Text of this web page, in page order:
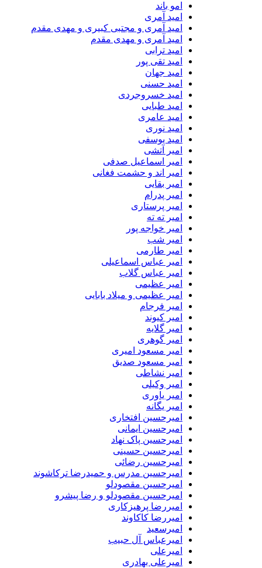
امو باند
امید آمری
امید آمری و مجتبی کبیری و مهدى مقدم
امید آمری و مهدی مقدم
امید ترابی
امید تقی پور
امید جهان
امید حسنی
امید خسروجردی
امید طبایی
امید عامری
امید نوری
امید یوسفی
امیر آتشی
امیر اسماعیل صدفی
امیر اند و حشمت فغانی
امیر بقایی
امیر پدرام
امیر پرستاری
امیر ته ته
امیر خواجه پور
امیر شب
امیر طارمی
امیر عباس اسماعیلی
امیر عباس گلاب
امیر عظیمی
امیر عظیمی و میلاد بابایی
امیر فرجام
امیر کیوند
امیر گلایه
امیر گوهری
امیر مسعود امیری
امیر مسعود صدیق
امیر نشاطی
امیر وکیلی
امیر یاوری
امیر یگانه
امیرحسین افتخاری
امیرحسین ایمانی
امیرحسین پاک نهاد
امیرحسین حسینی
امیرحسین رضائی
امیرحسین مدرس و حمیدرضا ترکاشوند
امیرحسین مقصودلو
امیرحسین مقصودلو و رضا پیشرو
امیررضا پرهیزکاری
امیررضا کاکاوند
امیرسعید
امیرعباس آل حبیب
امیرعلی
امیرعلی بهادری